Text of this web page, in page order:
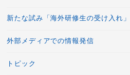
新たな試み「海外研修生の受け入れ」
外部メディアでの情報発信
トピック